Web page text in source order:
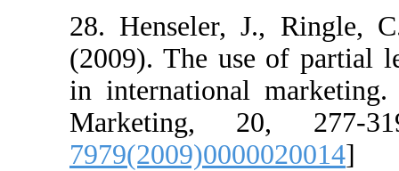
28. Henseler,
(2009). The
in international
Marketing,